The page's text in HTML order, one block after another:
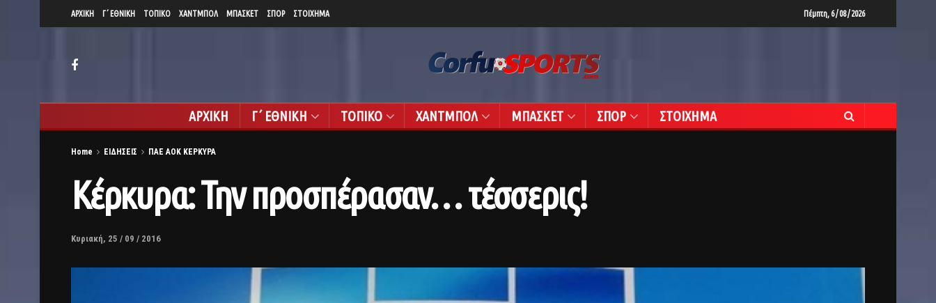
ΑΡΧΙΚΗ Γ΄ ΕΘΝΙΚΗ ΤΟΠΙΚΟ ΧΑΝΤΜΠΟΛ ΜΠΑΣΚΕΤ ΣΠΟΡ ΣΤΟΙΧΗΜΑ Πέμπτη, 6 / 08 / 2026
ΑΡΧΙΚΗ Γ΄ ΕΘΝΙΚΗ ΤΟΠΙΚΟ ΧΑΝΤΜΠΟΛ ΜΠΑΣΚΕΤ ΣΠΟΡ ΣΤΟΙΧΗΜΑ
Home ΕΙΔΗΣΕΙΣ ΠΑΕ ΑΟΚ ΚΕΡΚΥΡΑ
Κέρκυρα: Την προσπέρασαν… τέσσερις!
Κυριακή, 25 / 09 / 2016